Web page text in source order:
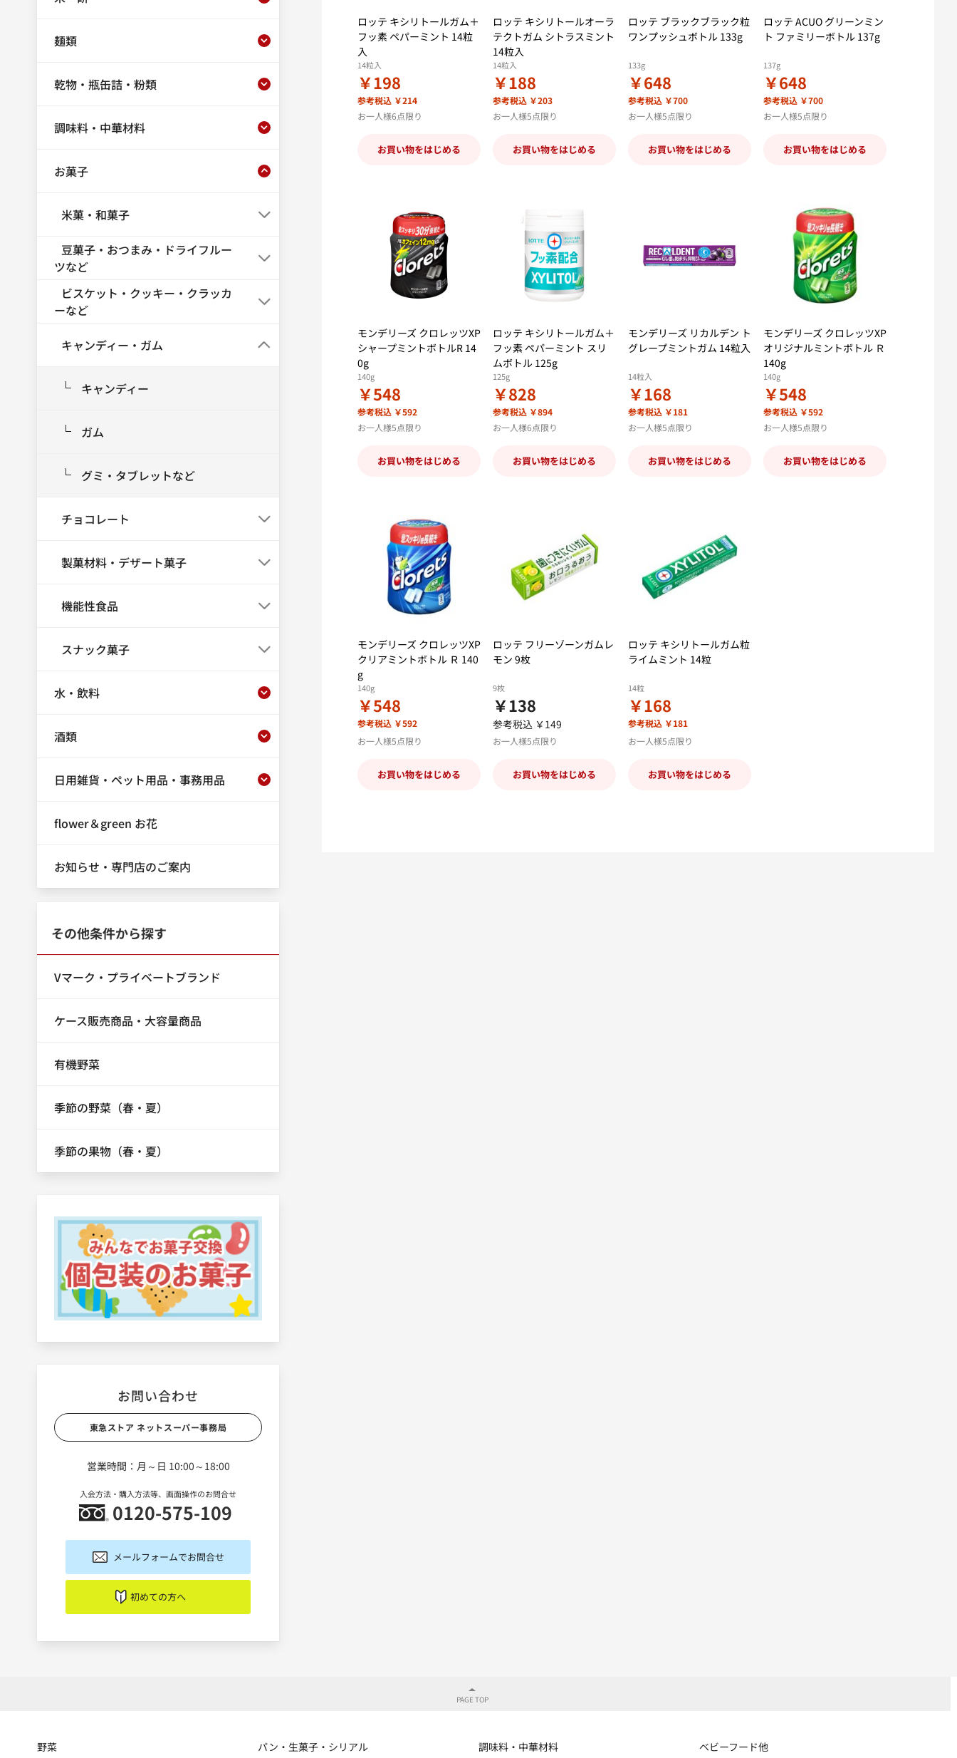
麺類
乾物・瓶缶詰・粉類
調味料・中華材料
お菓子
米菓・和菓子
豆菓子・おつまみ・ドライフルー
ツなど
ビスケット・クッキー・クラッカ
ーなど
キャンディー・ガム
キャンディー
ガム
グミ・タブレットなど
チョコレート
製菓材料・デザート菓子
機能性食品
スナック菓子
水・飲料
酒類
日用雑貨・ペット用品・事務用品
flower＆green お花
お知らせ・専門店のご案内
その他条件から探す
Vマーク・プライベートブランド
ケース販売商品・大容量商品
有機野菜
季節の野菜（春・夏）
季節の果物（春・夏）
お問い合わせ
東急ストア ネットスーパー事務局
営業時間：月～日 10:00～18:00
入会方法・購入方法等、画面操作のお問合せ
0120-575-109
メールフォームでお問合せ
初めての方へ
ロッテ キシリトールガム＋
フッ素 ペパーミント 14粒
入
14粒入
￥198
参考税込 ￥214
お一人様6点限り
お買い物をはじめる
ロッテ キシリトールオーラ
テクトガム シトラスミント
14粒入
14粒入
￥188
参考税込 ￥203
お一人様5点限り
お買い物をはじめる
ロッテ ブラックブラック粒
ワンプッシュボトル 133g
133g
￥648
参考税込 ￥700
お一人様5点限り
お買い物をはじめる
ロッテ ACUO グリーンミン
ト ファミリーボトル 137g
137g
￥648
参考税込 ￥700
お一人様5点限り
お買い物をはじめる
モンデリーズ クロレッツXP
シャープミントボトルR 14
0g
140g
￥548
参考税込 ￥592
お一人様5点限り
お買い物をはじめる
ロッテ キシリトールガム＋
フッ素 ペパーミント スリ
ムボトル 125g
125g
￥828
参考税込 ￥894
お一人様6点限り
お買い物をはじめる
モンデリーズ リカルデン ト
グレープミントガム 14粒入
14粒入
￥168
参考税込 ￥181
お一人様5点限り
お買い物をはじめる
モンデリーズ クロレッツXP
オリジナルミントボトル Ｒ
140g
140g
￥548
参考税込 ￥592
お一人様5点限り
お買い物をはじめる
モンデリーズ クロレッツXP
クリアミントボトル Ｒ 140
g
140g
￥548
参考税込 ￥592
お一人様5点限り
お買い物をはじめる
ロッテ フリーゾーンガムレ
モン 9枚
9枚
￥138
参考税込 ￥149
お一人様5点限り
お買い物をはじめる
ロッテ キシリトールガム粒
ライムミント 14粒
14粒
￥168
参考税込 ￥181
お一人様5点限り
お買い物をはじめる
野菜 パン・生菓子・シリアル 調味料・中華材料 ベビーフード他